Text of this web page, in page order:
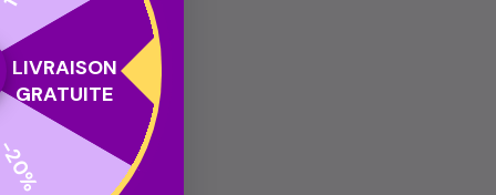
LIVRAISON
GRATUITE